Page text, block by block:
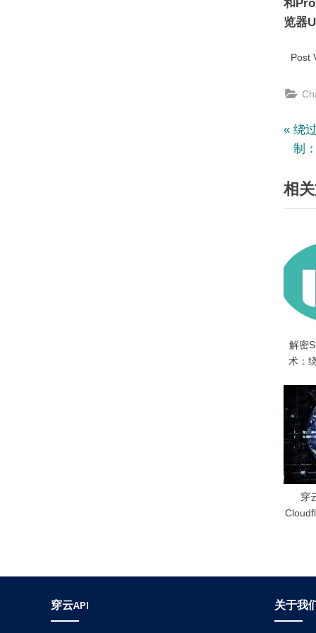
和
览器
Post
文
导
P
r
v
i
t
:
绕
制
相
解密
术：
穿
穿云API 关于我